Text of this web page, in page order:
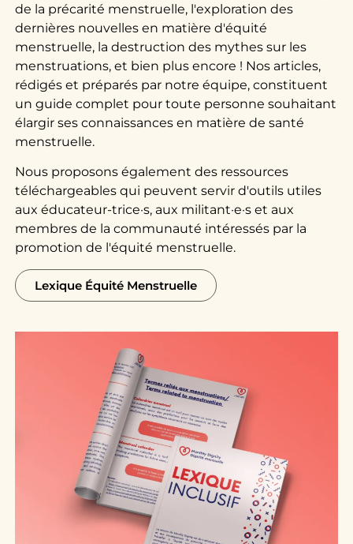
de la précarité menstruelle, l'exploration des
dernières nouvelles en matière d'équité
menstruelle, la destruction des mythes sur les
menstruations, et bien plus encore ! Nos articles,
rédigés et préparés par notre équipe, constituent
un guide complet pour toute personne souhaitant
élargir ses connaissances en matière de santé
menstruelle.
Nous proposons également des ressources
téléchargeables qui peuvent servir d'outils utiles
aux éducateur-trice·s, aux militant·e·s et aux
membres de la communauté intéressés par la
promotion de l'équité menstruelle.
Lexique Équité Menstruelle